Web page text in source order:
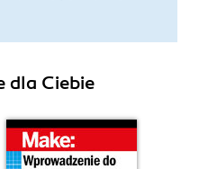
dla Ciebie